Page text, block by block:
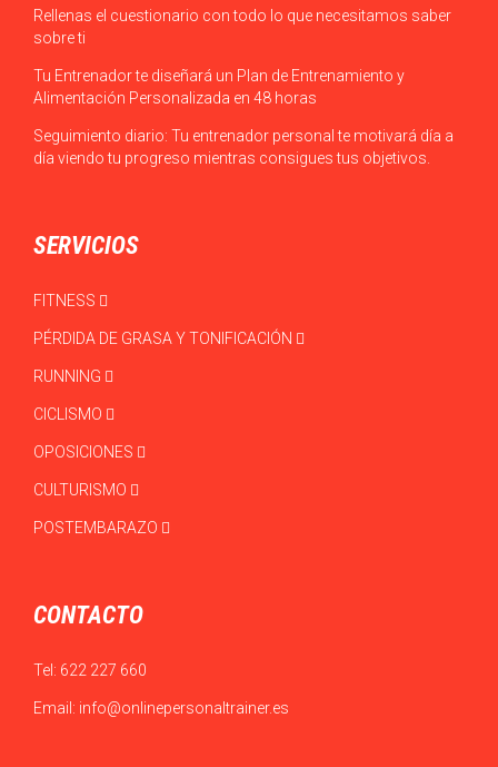
Rellenas el cuestionario con todo lo que necesitamos saber
sobre ti
Tu Entrenador te diseñará un Plan de Entrenamiento y
Alimentación Personalizada en 48 horas
Seguimiento diario: Tu entrenador personal te motivará día a
día viendo tu progreso mientras consigues tus objetivos.
SERVICIOS
FITNESS
PÉRDIDA DE GRASA Y TONIFICACIÓN
RUNNING
CICLISMO
OPOSICIONES
CULTURISMO
POSTEMBARAZO
CONTACTO
Tel: 622 227 660
Email: info@onlinepersonaltrainer.es